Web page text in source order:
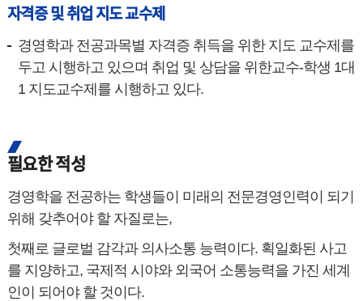
자격증 및 취업 지도 교수제
경영학과 전공과목별 자격증 취득을 위한 지도 교수제를
두고 시행하고 있으며 취업 및 상담을 위한교수-학생 1대
1 지도교수제를 시행하고 있다.
필요한 적성
경영학을 전공하는 학생들이 미래의 전문경영인력이 되기
위해 갖추어야 할 자질로는,
첫째로 글로벌 감각과 의사소통 능력이다. 획일화된 사고
를 지양하고, 국제적 시야와 외국어 소통능력을 가진 세계
인이 되어야 할 것이다.